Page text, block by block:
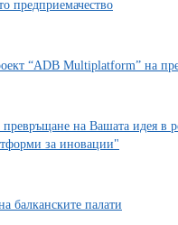
предприемачество
“ADB Multiplatform” на
на Вашата идея в
за иновации"
балканските палати